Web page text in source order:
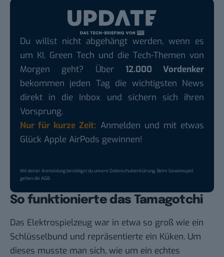
Du willst nicht abgehängt werden, wenn es
um KI, Green Tech und die Tech-Themen von
Morgen geht? Über 12.000 Vordenker
bekommen jeden Tag die wichtigsten News
direkt in die Inbox und sichern sich ihren
Vorsprung.
Nur für kurze Zeit: Anmelden und mit etwas
Glück Apple AirPods gewinnen!
Mit deiner Anmeldung bestätigst du unsereDatenschutzerklärung. Beim Gewinnspiel
gelten dieAGB.
So funktionierte das Tamagotchi
Das Elektrospielzeug war in etwa so groß wie ein
Schlüsselbund und repräsentierte ein Küken. Um
dieses musste man sich, wie um ein echtes